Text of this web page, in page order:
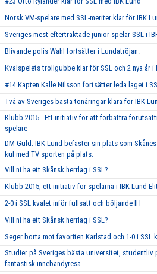
Norsk VM-spelare med SSL-meriter klar för IBK
Sveriges mest eftertraktade junior spelar SSL i
Blivande polis Wahl fortsätter i Lundatröjan.
Kvalspelets trollgubbe klar för SSL och 2 nya år i
#14 Kapten Kalle Nilsson fortsätter leda laget i
Två av Sveriges bästa tonåringar klara för IBK
Klubb 2015 - Ett initiativ för att förbättra
spelare
DM Guld: IBK Lund befäster sin plats som
kul med TV sporten på plats.
Vill ni ha ett Skånsk herrlag i SSL?
Klubb 2015, ett initiativ för spelarna i IBK Lund
2-0 i SSL kvalet inför fullsatt och böljande IH
Vill ni ha ett Skånsk herrlag i SSL?
Seger borta mot favoriten Karlstad och 1-0 i SSL
Studier på Sveriges bästa universitet, studentliv
fantastisk innebandyresa.